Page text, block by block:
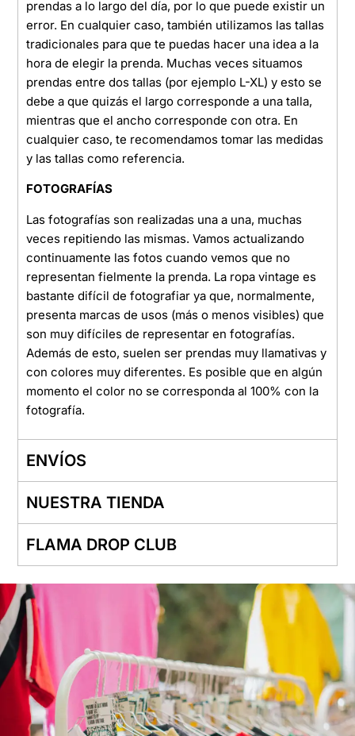
prendas a lo largo del día, por lo que puede existir un
error. En cualquier caso, también utilizamos las tallas
tradicionales para que te puedas hacer una idea a la
hora de elegir la prenda. Muchas veces situamos
prendas entre dos tallas (por ejemplo L-XL) y esto se
debe a que quizás el largo corresponde a una talla,
mientras que el ancho corresponde con otra. En
cualquier caso, te recomendamos tomar las medidas
y las tallas como referencia.
FOTOGRAFÍAS
Las fotografías son realizadas una a una, muchas
veces repitiendo las mismas. Vamos actualizando
continuamente las fotos cuando vemos que no
representan fielmente la prenda. La ropa vintage es
bastante difícil de fotografiar ya que, normalmente,
presenta marcas de usos (más o menos visibles) que
son muy difíciles de representar en fotografías.
Además de esto, suelen ser prendas muy llamativas y
con colores muy diferentes. Es posible que en algún
momento el color no se corresponda al 100% con la
fotografía.
ENVÍOS
NUESTRA TIENDA
FLAMA DROP CLUB